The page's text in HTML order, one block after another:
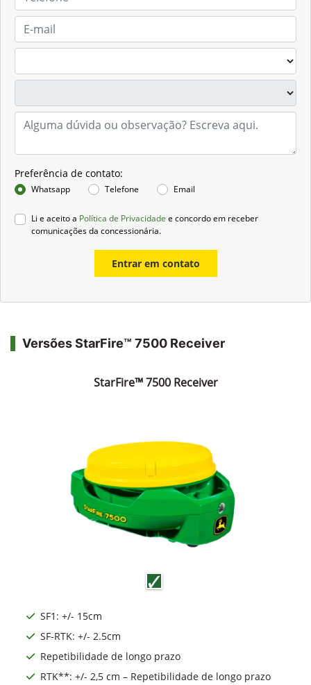
Preferência de contato:
Whatsapp Telefone Email
Li e aceito a Política de Privacidade e concordo em receber
comunicações da concessionária.
Entrar em contato
Versões StarFire™ 7500 Receiver
StarFire™ 7500 Receiver
SF1: +/- 15cm
SF-RTK: +/- 2.5cm
Repetibilidade de longo prazo
RTK**: +/- 2,5 cm – Repetibilidade de longo prazo